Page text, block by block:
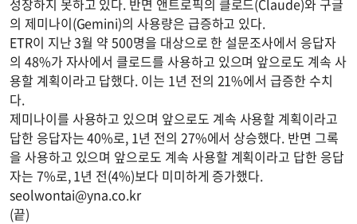
성장하지 못하고 있다. 반면 앤트로픽의 클로드(Claude)와 구글
의 제미나이(Gemini)의 사용량은 급증하고 있다.
ETR이 지난 3월 약 500명을 대상으로 한 설문조사에서 응답자
의 48%가 자사에서 클로드를 사용하고 있으며 앞으로도 계속 사
용할 계획이라고 답했다. 이는 1년 전의 21%에서 급증한 수치
다.
제미나이를 사용하고 있으며 앞으로도 계속 사용할 계획이라고
답한 응답자는 40%로, 1년 전의 27%에서 상승했다. 반면 그록
을 사용하고 있으며 앞으로도 계속 사용할 계획이라고 답한 응답
자는 7%로, 1년 전(4%)보다 미미하게 증가했다.
seolwontai@yna.co.kr
(끝)